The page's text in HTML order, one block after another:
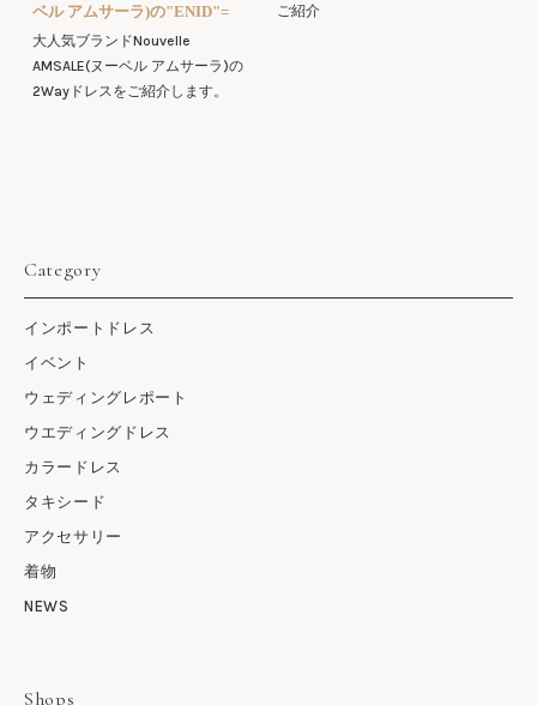
ベル アムサーラ)の"ENID"=
大人気ブランドNouvelle
AMSALE(ヌーベル アムサーラ)の
2Wayドレスをご紹介します。
ご紹介
Category
インポートドレス
イベント
ウェディングレポート
ウエディングドレス
カラードレス
タキシード
アクセサリー
着物
NEWS
Shops